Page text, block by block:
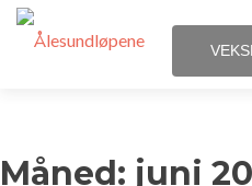
innhold
Måned: juni